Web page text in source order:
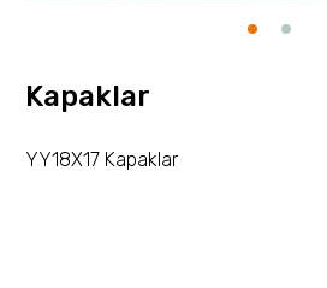
Kapaklar
YY18X17 Kapaklar